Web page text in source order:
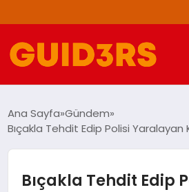
YAŞAM
TEKNOLOJI
Ana Sayfa Gündem
Bıçakla Tehdit Edip Polisi Yaralayan
Bıçakla Tehdit Edip